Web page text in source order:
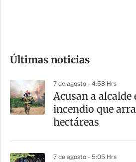
m
a
r
t
Últimas noticias
7 de agosto - 4:58 Hrs
Acusan a alcalde
incendio que
hectáreas
7 de agosto - 5:05 Hrs